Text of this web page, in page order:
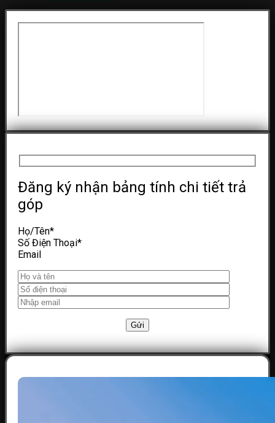
Đăng ký nhận bảng tính chi tiết trả
góp
Họ/Tên*
Số Điện Thoại*
Email